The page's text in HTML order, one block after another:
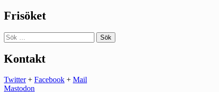
Frisöket
Sök
efter:
Kontakt
Twitter+ Facebook + Mail
Mastodon